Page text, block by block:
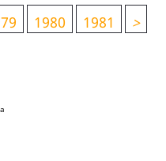
1980 1981 >